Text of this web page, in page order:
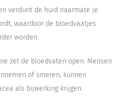
verdunt de huid naarmate je
waardoor de bloedvaatjes
worden.
zet de bloedvaten open. Mensen
of smeren, kunnen
als bijwerking krijgen.